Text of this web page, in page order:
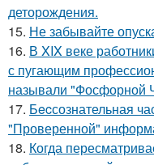
деторождения.
15. Не забывайте
16. В XIX веке
с пугающим
называли "Фосфорной
17. Бecсознательная
"Проверенной"
18. Когда